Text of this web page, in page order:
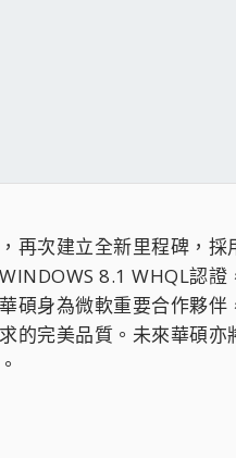
再次建立全新里程碑，
8.1 WHQL認
碩身為微軟重要合作夥
的完美品質。未來華碩